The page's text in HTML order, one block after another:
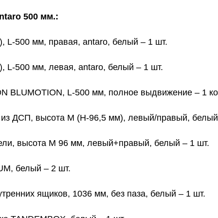
500 мм.:
L-500 мм, правая, antaro, белый – 1 шт.
L-500 мм, левая, antaro, белый – 1 шт.
BLUMOTION, L-500 мм, полное выдвижение – 1
из ДСП, высота M (H-96,5 мм), левый/правый, белый
высота M 96 мм, левый+правый, белый – 1 шт.
белый – 2 шт.
ящиков, 1036 мм, без паза, белый – 1 шт.